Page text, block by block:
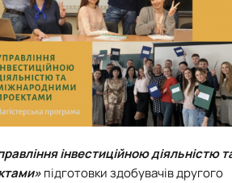
інвестиційною діяльністю
підготовки здобувачів другого